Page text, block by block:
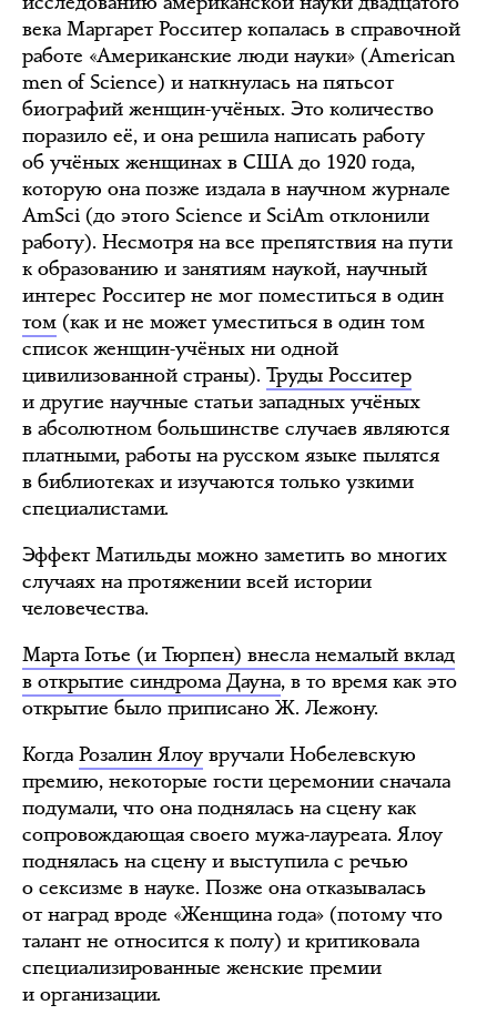
века Маргарет Росситер копалась в справочной
работе «Американские люди науки» (American
men of Science) и наткнулась на пятьсот
биографий женщин-учёных. Это количество
поразило её, и она решила написать работу
об учёных женщинах в США до 1920 года,
которую она позже издала в научном журнале
AmSci (до этого Science и SciAm отклонили
работу). Несмотря на все препятствия на пути
к образованию и занятиям наукой, научный
интерес Росситер не мог поместиться в один
том (как и не может уместиться в один том
список женщин-учёных ни одной
цивилизованной страны). Труды Росситер
и другие научные статьи западных учёных
в абсолютном большинстве случаев являются
платными, работы на русском языке пылятся
в библиотеках и изучаются только узкими
специалистами.
Эффект Матильды можно заметить во многих
случаях на протяжении всей истории
человечества.
Марта Готье (и Тюрпен) внесла немалый вклад
в открытие синдрома Дауна, в то время как это
открытие было приписано Ж. Лежону.
Когда Розалин Ялоу вручали Нобелевскую
премию, некоторые гости церемонии сначала
подумали, что она поднялась на сцену как
сопровождающая своего мужа-лауреата. Ялоу
поднялась на сцену и выступила с речью
о сексизме в науке. Позже она отказывалась
от наград вроде «Женщина года» (потому что
талант не относится к полу) и критиковала
специализированные женские премии
и организации.